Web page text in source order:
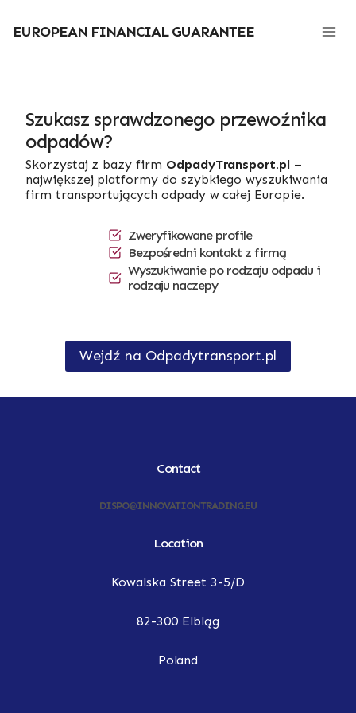
treści
EUROPEAN FINANCIAL GUARANTEE
Szukasz sprawdzonego przewoźnika
odpadów?
Skorzystaj z bazy firm OdpadyTransport.pl–
największej platformy do szybkiego wyszukiwania
firm transportujących odpady w całej Europie.
Zweryfikowane profile
Bezpośredni kontakt z firmą
Wyszukiwanie po rodzaju odpadu i
rodzaju naczepy
Wejdź na Odpadytransport.pl
Contact
DISPO@INNOVATIONTRADING.EU
Location
Kowalska Street 3-5/D
82-300 Elbląg
Poland